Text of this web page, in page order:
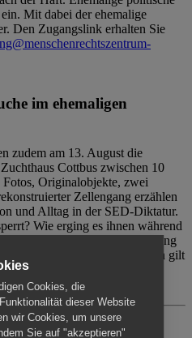
Mit dabei der ehemalige
Den Zugangslink erhalten Sie
im ehemaligen
zudem am 13. August die
Cottbus zwischen 10
Originalobjekte, zwei
Zellengang erzählen
und Alltag in der SED-Diktatur.
Wie erging es ihnen während
individuell ohne Betreuung
Cottbus. Für Begleitpersonen gilt
5€).
Cookies, die
dieser Website
wir Cookies, um unsere
Sie auf "akzeptieren"